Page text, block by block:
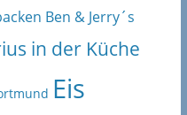
Ben & Jerry´s
in der Küche
Eis